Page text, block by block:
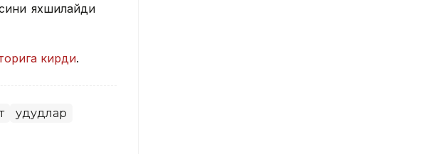
яхшилайди
кирди.
Ҳудудлар